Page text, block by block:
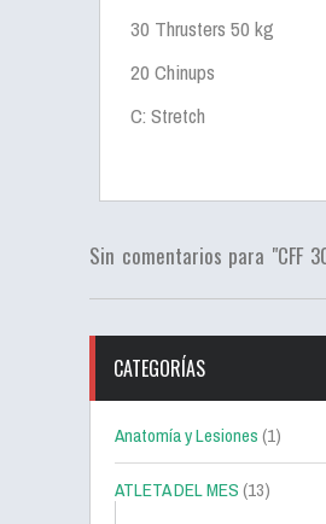
30 Thrusters 50 kg
20 Chinups
C: Stretch
Sin comentarios para "CFF
CATEGORÍAS
Anatomía y Lesiones(1)
ATLETA DEL MES(13)